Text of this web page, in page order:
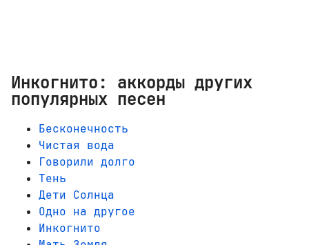
Инкогнито: аккорды других
популярных песен
Бесконечность
Чистая вода
Говорили долго
Тень
Дети Солнца
Одно на другое
Инкогнито